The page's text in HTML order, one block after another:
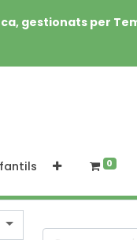
gestionats per
0